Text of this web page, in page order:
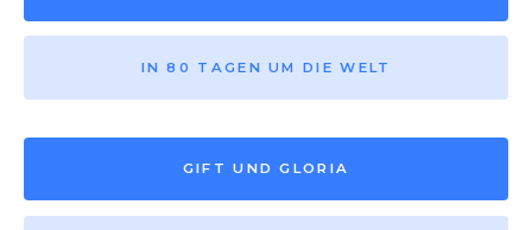
IN 80 TAGEN UM DIE WELT
GIFT UND GLORIA